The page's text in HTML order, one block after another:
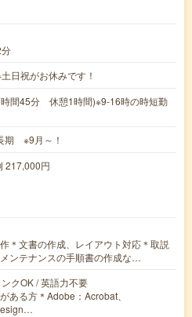
日祝がお休みです！
間45分 休憩1時間)※9-16時の時短勤
期 ※9月～！
217,000円
＊文書の作成、レイアウト対応＊取説
ンテナンスの手順書の作成な…
クOK / 英語力不要
ある方＊Adobe：Acrobat、